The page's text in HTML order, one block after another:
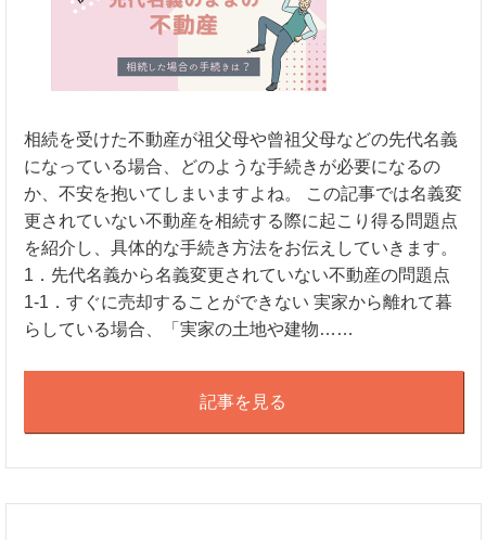
相続を受けた不動産が祖父母や曾祖父母などの先代名義
になっている場合、どのような手続きが必要になるの
か、不安を抱いてしまいますよね。 この記事では名義変
更されていない不動産を相続する際に起こり得る問題点
を紹介し、具体的な手続き方法をお伝えしていきます。
1．先代名義から名義変更されていない不動産の問題点
1-1．すぐに売却することができない 実家から離れて暮
らしている場合、「実家の土地や建物……
記事を見る